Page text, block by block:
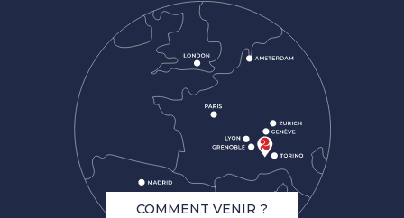
COMMENT VENIR ?